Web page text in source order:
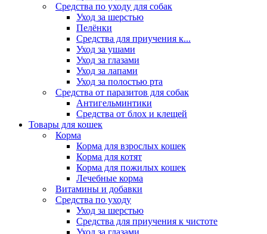
Средства по уходу для собак
Уход за шерстью
Пелёнки
Средства для приучения к...
Уход за ушами
Уход за глазами
Уход за лапами
Уход за полостью рта
Средства от паразитов для собак
Антигельминтики
Средства от блох и клещей
Товары для кошек
Корма
Корма для взрослых кошек
Корма для котят
Корма для пожилых кошек
Лечебные корма
Витамины и добавки
Средства по уходу
Уход за шерстью
Средства для приучения к чистоте
Уход за глазами